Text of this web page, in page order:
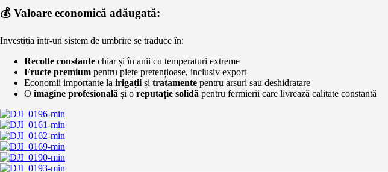
💰 Valoare economică adăugată:
Investiția într-un sistem de umbrire se traduce în:
Recolte constante chiar și în anii cu temperaturi extreme
Fructe premium pentru piețe pretențioase, inclusiv export
Economii importante la irigații și tratamente pentru arsuri sau deshidratare
O imagine profesională și o reputație solidă pentru fermierii care livrează calitate constantă